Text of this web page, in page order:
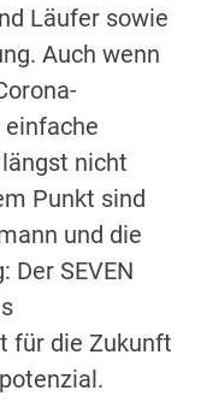
Läufer sowie
Auch wenn
einfache
nicht
Punkt sind
und die
SEVEN
für die Zukunft